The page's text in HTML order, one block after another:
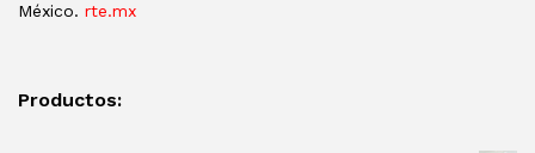
México. rte.mx
Productos: